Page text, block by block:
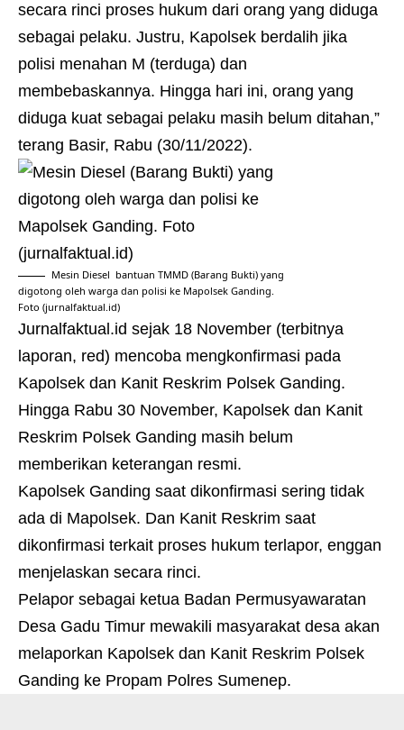
secara rinci proses hukum dari orang yang diduga
sebagai pelaku. Justru, Kapolsek berdalih jika
polisi menahan M (terduga) dan
membebaskannya. Hingga hari ini, orang yang
diduga kuat sebagai pelaku masih belum ditahan,”
terang Basir, Rabu (30/11/2022).
Mesin Diesel bantuan TMMD (Barang Bukti) yang
digotong oleh warga dan polisi ke Mapolsek Ganding.
Foto (jurnalfaktual.id)
Jurnalfaktual.id sejak 18 November (terbitnya
laporan, red) mencoba mengkonfirmasi pada
Kapolsek dan Kanit Reskrim Polsek Ganding.
Hingga Rabu 30 November, Kapolsek dan Kanit
Reskrim Polsek Ganding masih belum
memberikan keterangan resmi.
Kapolsek Ganding saat dikonfirmasi sering tidak
ada di Mapolsek. Dan Kanit Reskrim saat
dikonfirmasi terkait proses hukum terlapor, enggan
menjelaskan secara rinci.
Pelapor sebagai ketua Badan Permusyawaratan
Desa Gadu Timur mewakili masyarakat desa akan
melaporkan Kapolsek dan Kanit Reskrim Polsek
Ganding ke Propam Polres Sumenep.